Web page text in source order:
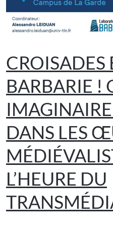
CROISADES
BARBARIE !
DANS LES
L’HEURE DU